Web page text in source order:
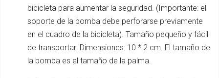
bicicleta para aumentar la seguridad. (Importante: el
soporte de la bomba debe perforarse previamente
en el cuadro de la bicicleta). Tamaño pequeño y fácil
de transportar. Dimensiones: 10 * 2 cm. El tamaño de
la bomba es el tamaño de la palma.